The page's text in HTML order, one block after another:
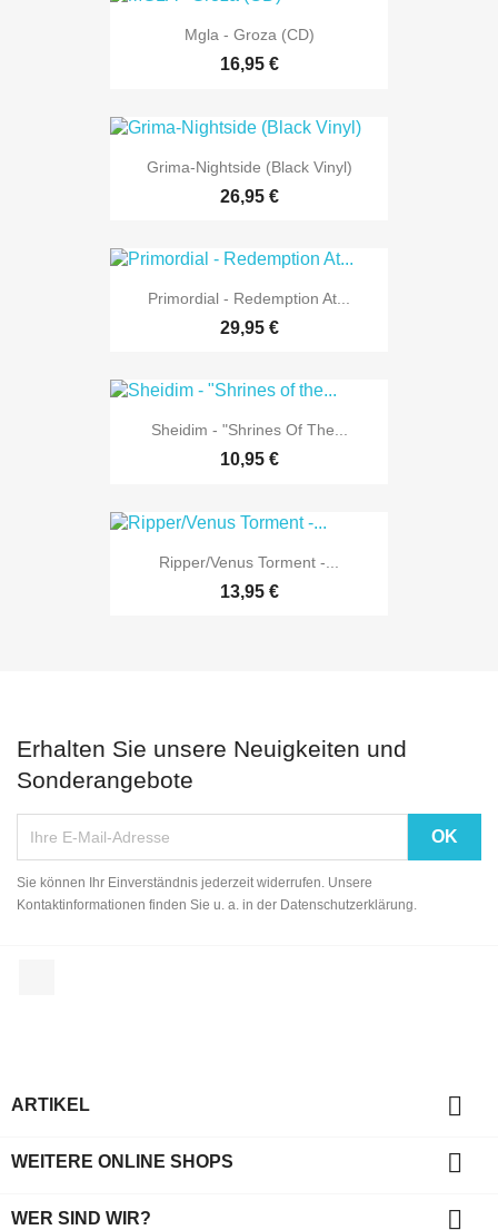
Mgla - Groza (CD)
16,95 €
Grima-Nightside (Black Vinyl)
26,95 €
Primordial - Redemption At...
29,95 €
Sheidim - "Shrines Of The...
10,95 €
Ripper/Venus Torment -...
13,95 €
Erhalten Sie unsere Neuigkeiten und
Sonderangebote
Sie können Ihr Einverständnis jederzeit widerrufen. Unsere
Kontaktinformationen finden Sie u. a. in der Datenschutzerklärung.
ARTIKEL 
WEITERE ONLINE SHOPS 
WER SIND WIR? 